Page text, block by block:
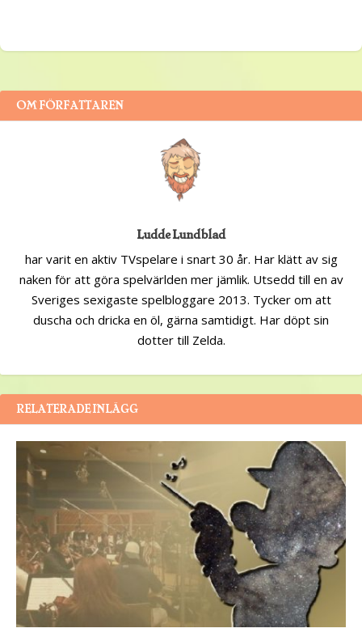
OM FÖRFATTAREN
Ludde Lundblad
har varit en aktiv TVspelare i snart 30 år. Har klätt av sig
naken för att göra spelvärlden mer jämlik. Utsedd till en av
Sveriges sexigaste spelbloggare 2013. Tycker om att
duscha och dricka en öl, gärna samtidigt. Har döpt sin
dotter till Zelda.
RELATERADE INLÄGG